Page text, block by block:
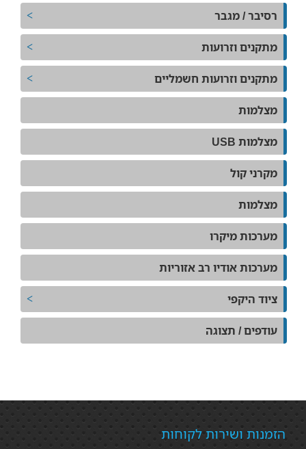
רסיבר / מגבר
מתקנים וזרועות
מתקנים וזרועות חשמליים
מצלמות
מצלמות USB
מקרני קול
מצלמות
מערכות מיקרו
מערכות אודיו רב אזוריות
ציוד היקפי
עודפים / תצוגה
הזמנות ושירות לקוחות